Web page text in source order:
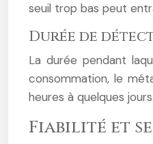
seuil trop bas peut
Durée de
La durée pendant
consommation, le
heures à quelques
Fiabilité et